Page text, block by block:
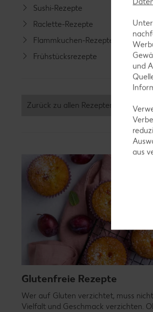
Sushi-Rezepte
Raclette-Rezepte
Flammkuchen-Rezepte
Frühstücksrezepte
Zurück zu allen Rezepten
Glutenfreie Rezepte
Wer auf Gluten verzichtet, muss
Vielfalt und Geschmack verzichten.
und
aus